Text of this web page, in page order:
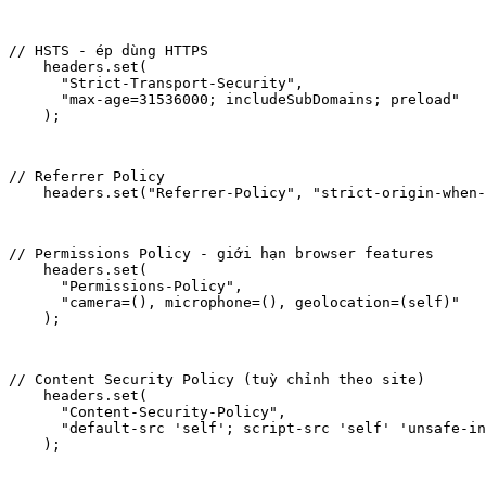
// HSTS - ép dùng HTTPS
    headers.set(
      "Strict-Transport-Security",
      "max-age=31536000; includeSubDomains; preload"
    );
// Referrer Policy
headers.set("Referrer-Policy", "strict-origin-
// Permissions Policy - giới hạn browser features
    headers.set(
      "Permissions-Policy",
      "camera=(), microphone=(), geolocation=(self)"
    );
// Content Security Policy (tuỳ chỉnh theo site)
    headers.set(
      "Content-Security-Policy",
"default-src 'self'; script-src 'self' 'unsafe-
    );